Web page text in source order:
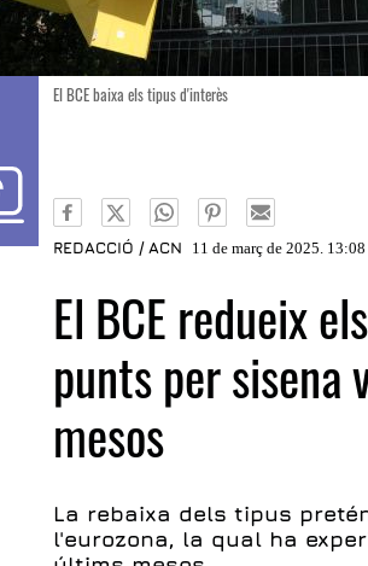
El BCE baixa els tipus d'interès
REDACCIÓ / ACN 11 de març de 2025. 13:08
El BCE redueix
punts per sisena
mesos
La rebaixa dels tipus
l'eurozona, la qual ha